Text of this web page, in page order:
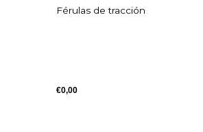
Férulas de tracción
€0,00